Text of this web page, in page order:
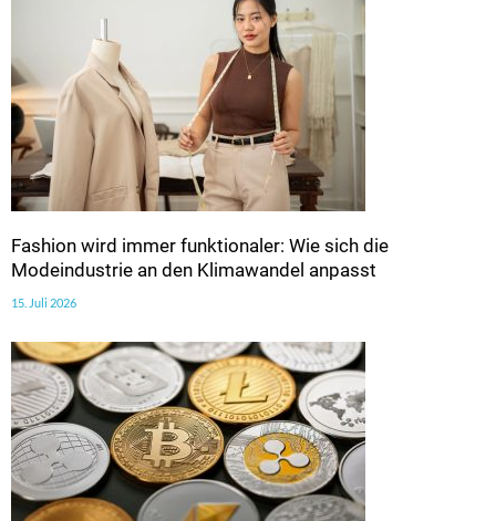
Fashion wird immer funktionaler: Wie sich die
Modeindustrie an den Klimawandel anpasst
15. Juli 2026